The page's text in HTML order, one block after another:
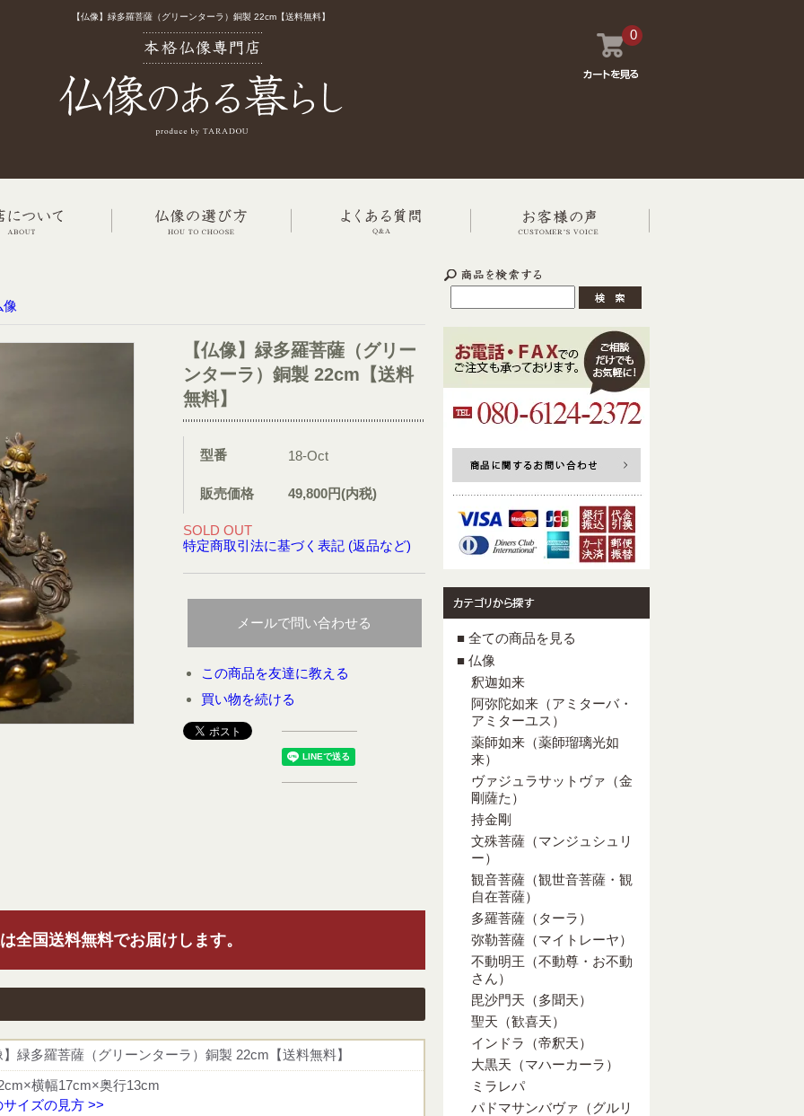
【仏像】緑多羅菩薩（グリーンターラ）銅製 22cm【送料無料】
0
像
【仏像】緑多羅菩薩（グリー
ンターラ）銅製 22cm【送料
無料】
型番 18-Oct
販売価格 49,800円(内税)
SOLD OUT
特定商取引法に基づく表記 (返品など)
メールで問い合わせる
この商品を友達に教える
買い物を続ける
全国送料無料でお届けします。
緑多羅菩薩（グリーンターラ）銅製 22cm【送料無料】
横幅17cm×奥行13cm
サイズの見方 >>
■ 全ての商品を見る
■ 仏像
釈迦如来
阿弥陀如来（アミターバ・
アミターユス）
薬師如来（薬師瑠璃光如
来）
ヴァジュラサットヴァ（金
剛薩た）
持金剛
文殊菩薩（マンジュシュリ
ー）
観音菩薩（観世音菩薩・観
自在菩薩）
多羅菩薩（ターラ）
弥勒菩薩（マイトレーヤ）
不動明王（不動尊・お不動
さん）
毘沙門天（多聞天）
聖天（歓喜天）
インドラ（帝釈天）
大黒天（マハーカーラ）
ミラレパ
パドマサンバヴァ（グルリ